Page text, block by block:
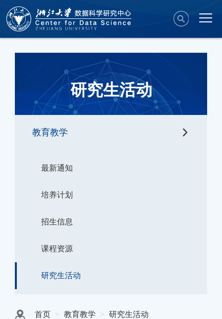
研究生活动
教育教学
最新通知
培养计划
招生信息
课程资源
研究生活动
首页 教育教学 研究生活动